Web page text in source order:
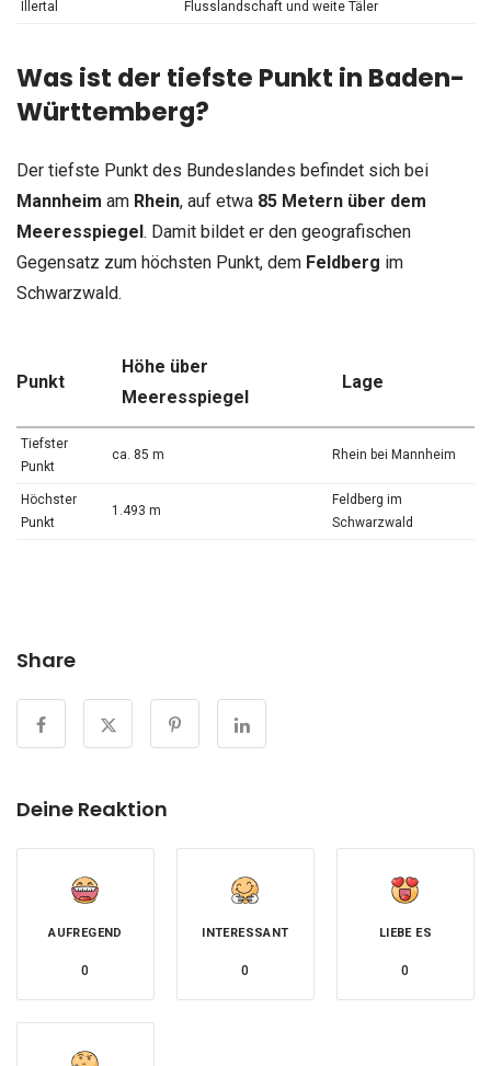
Illertal Flusslandschaft und weite Täler
Was ist der tiefste Punkt in Baden-
Württemberg?
Der tiefste Punkt des Bundeslandes befindet sich bei
Mannheim am Rhein, auf etwa 85 Metern über dem
Meeresspiegel . Damit bildet er den geografischen
Gegensatz zum höchsten Punkt, dem Feldberg im
Schwarzwald.
Punkt
Höhe über
Meeresspiegel
Lage
Tiefster
Punkt
ca. 85 m Rhein bei Mannheim
Höchster
Punkt
1.493 m
Feldberg im
Schwarzwald
Share
Deine Reaktion
AUFREGEND
0
INTERESSANT
0
LIEBE ES
0